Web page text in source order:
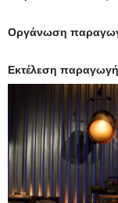
Οργάνωση
Εκτέλεση